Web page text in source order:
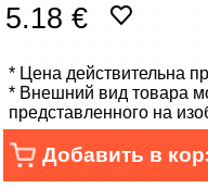
5.18 €
* Цена действительна
* Внешний вид товара
представленного на
Добавить в